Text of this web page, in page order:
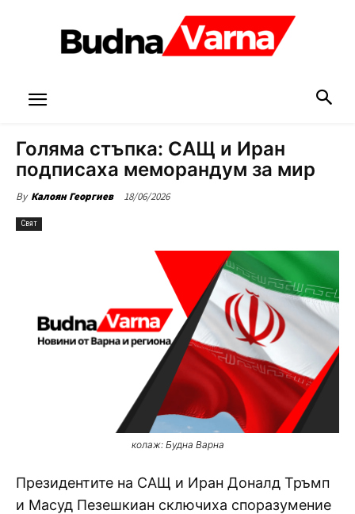
Голяма стъпка: САЩ и Иран
подписаха меморандум за мир
By Калоян Георгиев 18/06/2026
Свят
колаж: Будна Варна
Президентите на САЩ и Иран Доналд Тръмп
и Масуд Пезешкиан сключиха споразумение